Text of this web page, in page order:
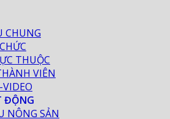
CHUNG
THUỘC
VIÊN
ĐỘNG
NÔNG SẢN